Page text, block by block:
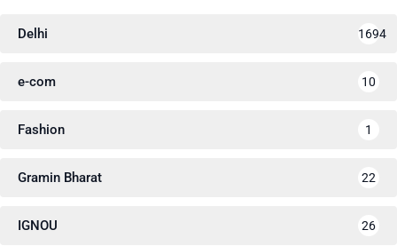
Delhi 1694
e-com 10
Fashion 1
Gramin Bharat 22
IGNOU 26